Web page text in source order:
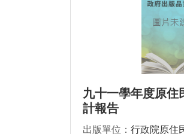
九十一學年度原住
計報告
出版單位： 行政院原住